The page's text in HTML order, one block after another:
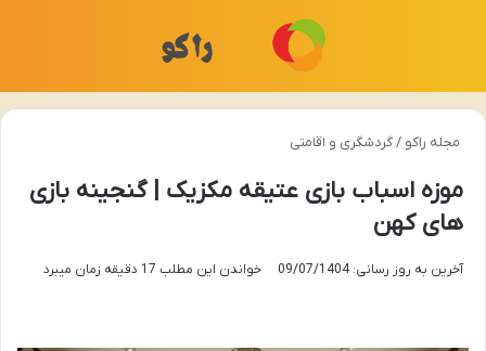
مجله راکو /گردشگری و اقامتی
موزه اسباب بازی عتیقه مکزیک | گنجینه بازی
های کهن
آخرین به روز رسانی: 09/07/1404 خواندن این مطلب 17 دقیقه زمان میبرد